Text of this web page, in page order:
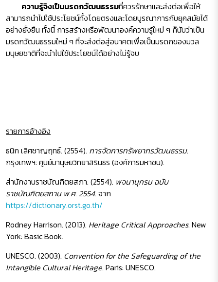
ความรู้จึงเป็นมรดกวัฒนธรรมที่ควรรักษาและส่งต่อเพื่อให้
สามารถนำไปใช้ประโยชน์ทั้งโดยตรงและโดยบูรณาการกับยุคสมัยได้
อย่างยั่งยืน ทั้งนี้ การสร้างหรือพัฒนาองค์ความรู้ใหม่ ๆ ก็นับว่าเป็น
มรดกวัฒนธรรมใหม่ ๆ ที่จะส่งต่อสู่อนาคตเพื่อเป็นมรดกของมวล
มนุษยชาติที่จะนำไปใช้ประโยชน์ได้อย่างไม่รู้จบ
รายการอ้างอิง
ธนิก เลิศชาญฤทธ์. (2554). การจัดการทรัพยากรวัฒนธรรม.
กรุงเทพฯ: ศูนย์มานุษยวิทยาสิรินธร (องค์การมหาชน).
สำนักงานราชบัณฑิตยสภา. (2554). พจนานุกรม ฉบับ
ราชบัณฑิตยสถาน พ.ศ. 2554. จาก
https://dictionary.orst.go.th/
Rodney Harrison. (2013). Heritage Critical Approaches. New
York: Basic Book.
UNESCO. (2003). Convention for the Safeguarding of the
Intangible Cultural Heritage. Paris: UNESCO.